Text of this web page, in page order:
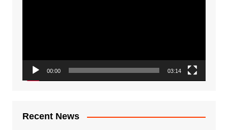
00:00 03:14
Recent News